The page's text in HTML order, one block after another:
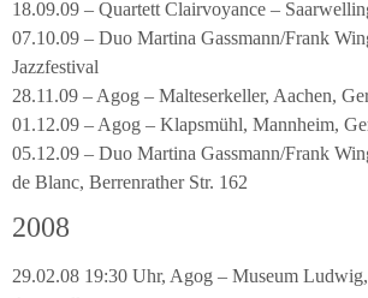
18.09.09 – Quartett Clairvoyance –
07.10.09 – Duo Martina Gassmann/Frank
Jazzfestival
28.11.09 – Agog – Malteserkeller, Aachen,
01.12.09 – Agog – Klapsmühl, Mannheim,
05.12.09 – Duo Martina Gassmann/Frank
de Blanc, Berrenrather Str. 162
2008
29.02.08 19:30 Uhr, Agog – Museum